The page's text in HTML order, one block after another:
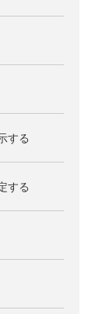
する
する